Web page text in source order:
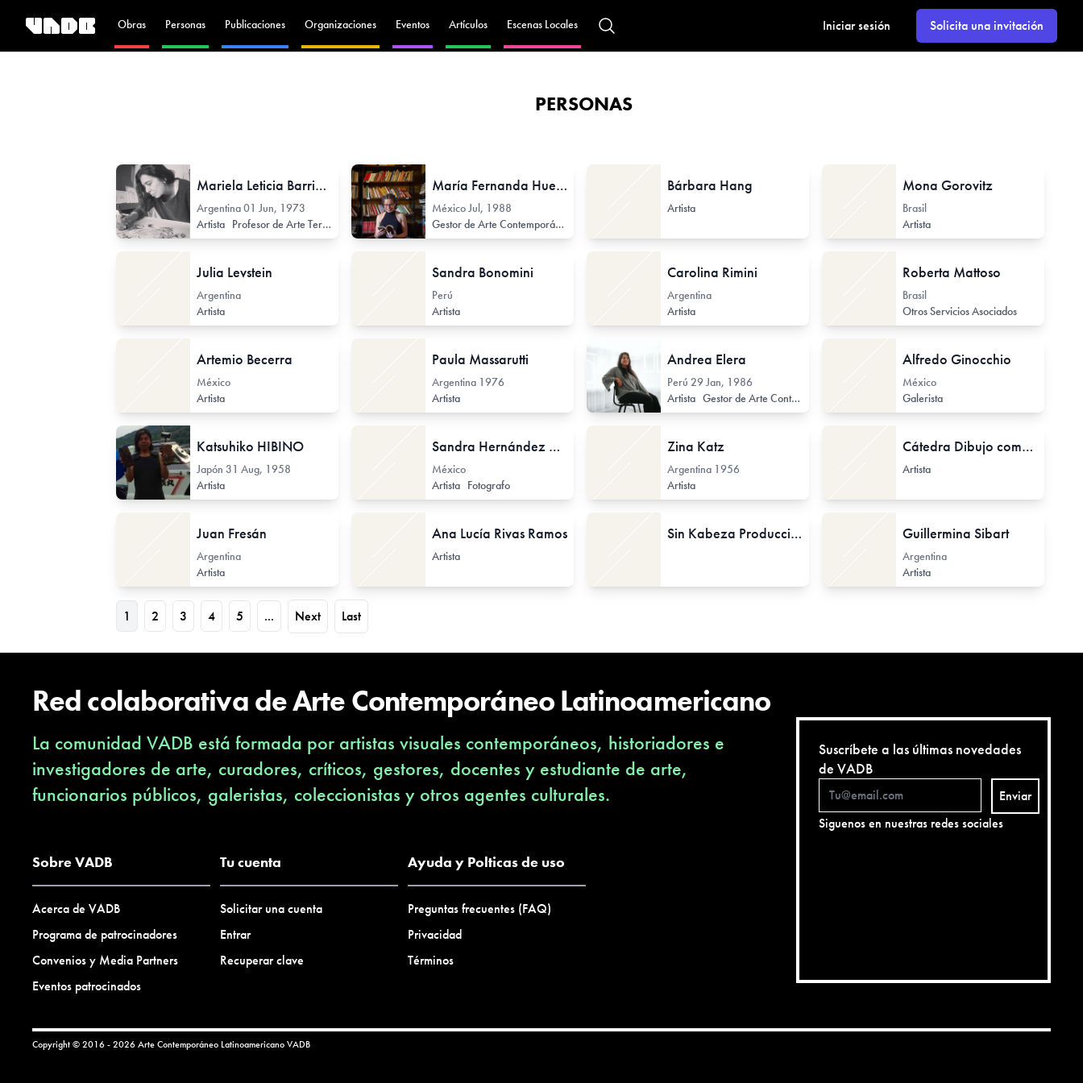
Obras Personas Publicaciones Organizaciones Eventos Artículos Escenas Locales Iniciar sesión Solicita una invitación
PERSONAS
Mariela Leticia Barrientos
Argentina01 Jun, 1973
Artista Profesor de Arte Terciario Profesor de Arte Secundario
María Fernanda Huerta
MéxicoJul, 1988
Gestor de Arte Contemporáneo
Bárbara Hang
Artista
Mona Gorovitz
Brasil
Artista
Julia Levstein
Argentina
Artista
Sandra Bonomini
Perú
Artista
Carolina Rimini
Argentina
Artista
Roberta Mattoso
Brasil
Otros Servicios Asociados
Artemio Becerra
México
Artista
Paula Massarutti
Argentina 1976
Artista
Andrea Elera
Perú 29 Jan, 1986
Artista Gestor de Arte Contemporáneo Investigador de Arte Contemporáneo
Alfredo Ginocchio
México
Galerista
Katsuhiko HIBINO
Japón 31 Aug, 1958
Artista
Sandra Hernández Reyes
México
Artista Fotografo
Zina Katz
Argentina 1956
Artista
Cátedra Dibujo complementaria, 2, 3, y 4
Artista
Juan Fresán
Argentina
Artista
Ana Lucía Rivas Ramos
Artista
Sin Kabeza Producciones Guillermina Sibart
Argentina
Artista
1 2 3 4 5 ... Next Last
Red colaborativa de Arte Contemporáneo Latinoamericano
La comunidad VADB está formada por artistas visuales contemporáneos, historiadores e
investigadores de arte, curadores, críticos, gestores, docentes y estudiante de arte,
funcionarios públicos, galeristas, coleccionistas y otros agentes culturales.
Sobre VADB
Acerca de VADB
Programa de patrocinadores
Convenios y Media Partners
Eventos patrocinados
Tu cuenta
Solicitar una cuenta
Entrar
Recuperar clave
Ayuda y Polticas de uso
Preguntas frecuentes (FAQ)
Privacidad
Términos
Suscríbete a las últimas novedades
de VADB
Enviar
Siguenos en nuestras redes sociales
Copyright © 2016 - 2026 Arte Contemporáneo LatinoamericanoVADB